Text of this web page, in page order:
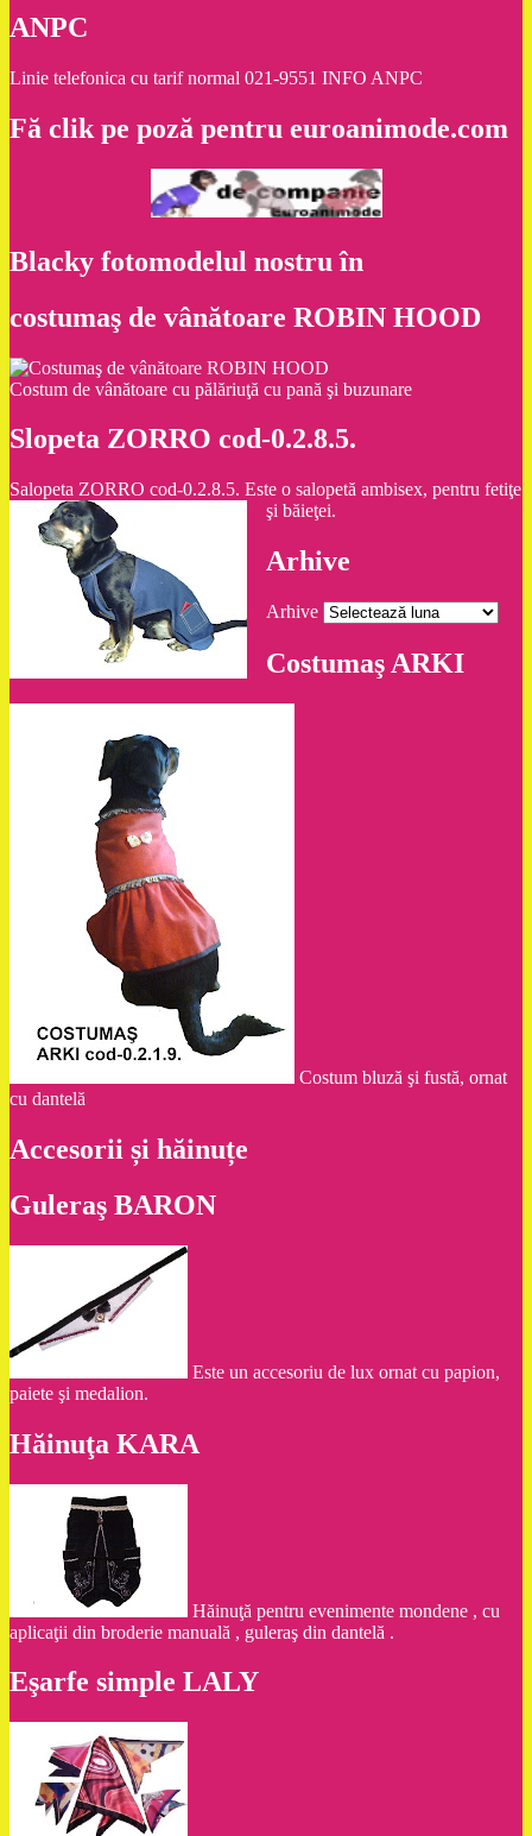
ANPC
Linie telefonica cu tarif normal 021-9551 INFO ANPC
Fă clik pe poză pentru euroanimode.com
Blacky fotomodelul nostru în
costumaş de vânătoare ROBIN HOOD
Costum de vânătoare cu pălăriuţă cu pană şi buzunare
Slopeta ZORRO cod-0.2.8.5.
Salopeta ZORRO cod-0.2.8.5. Este o salopetă ambisex, pentru fetiţe
şi băieţei.
Arhive
Arhive
Costumaş ARKI
Costum bluză şi fustă, ornat
cu dantelă
Accesorii și hăinuțe
Guleraş BARON
Este un accesoriu de lux ornat cu papion,
paiete şi medalion.
Hăinuţa KARA
Hăinuţă pentru evenimente mondene , cu
aplicaţii din broderie manuală , guleraş din dantelă .
Eşarfe simple LALY